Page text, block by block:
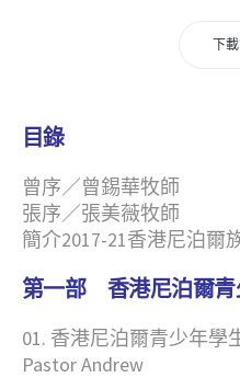
下
目錄
曾序／曾錫華牧師
張序／張美薇牧師
簡介2017-21香港尼泊爾
第一部 香港尼泊爾青
香港尼泊爾青少年學
Pastor Andrew